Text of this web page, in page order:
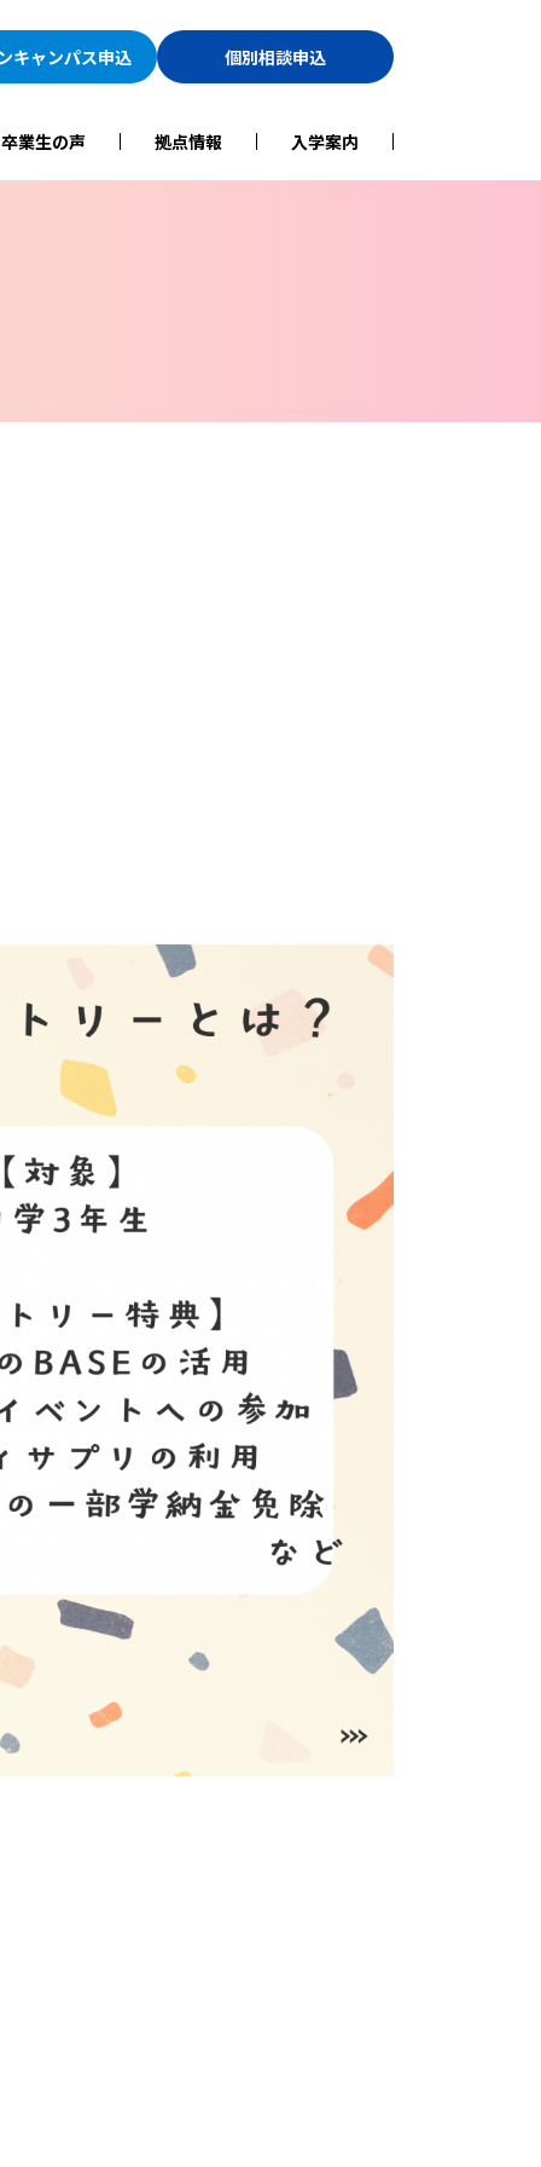
業生の声 拠点情報 入学案内
キャンパス申込 個別相談申込